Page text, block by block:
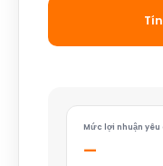
Mức lợi nhuận yêu
—